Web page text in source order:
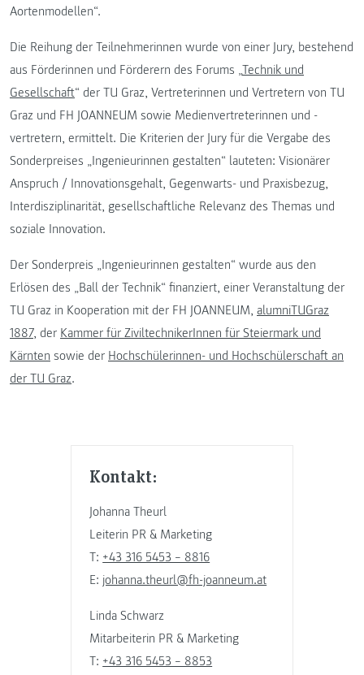
Kontakt:
Johanna Theurl
Leiterin PR & Marketing
T: +43 316 5453 – 8816
E: johanna.theurl@fh-joanneum.at
Linda Schwarz
Mitarbeiterin PR & Marketing
T: +43 316 5453 – 8853
Aortenmodellen“.
Die Reihung der Teilnehmerinnen wurde von einer Jury, bestehend
aus Förderinnen und Förderern des Forums „Technik und
Gesellschaft“ der TU Graz, Vertreterinnen und Vertretern von TU
Graz und FH JOANNEUM sowie Medienvertreterinnen und -
vertretern, ermittelt. Die Kriterien der Jury für die Vergabe des
Sonderpreises „Ingenieurinnen gestalten“ lauteten: Visionärer
Anspruch / Innovationsgehalt, Gegenwarts- und Praxisbezug,
Interdisziplinarität, gesellschaftliche Relevanz des Themas und
soziale Innovation.
Der Sonderpreis „Ingenieurinnen gestalten“ wurde aus den
Erlösen des „Ball der Technik“ finanziert, einer Veranstaltung der
TU Graz in Kooperation mit der FH JOANNEUM, alumniTUGraz
1887, der Kammer für ZiviltechnikerInnen für Steiermark und
Kärnten sowie der Hochschülerinnen- und Hochschülerschaft an
der TU Graz.